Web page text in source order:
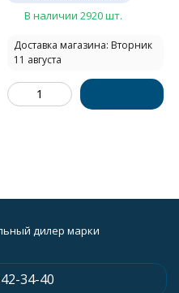
В наличии 2920 шт.
Доставка магазина: Вторник
11 августа
дилер марки
34-40